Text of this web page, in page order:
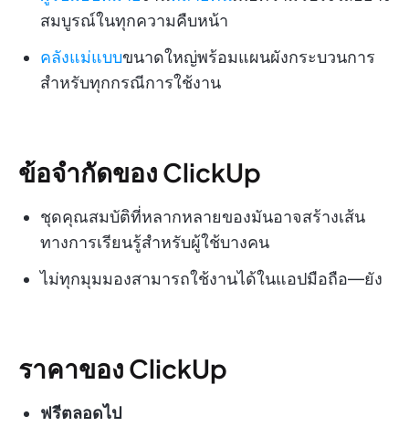
สมบูรณ์ในทุกความคืบหน้า
คลังแม่แบบขนาดใหญ่พร้อมแผนผังกระบวนการ
สำหรับทุกกรณีการใช้งาน
ข้อจำกัดของ ClickUp
ชุดคุณสมบัติที่หลากหลายของมันอาจสร้างเส้น
ทางการเรียนรู้สำหรับผู้ใช้บางคน
ไม่ทุกมุมมองสามารถใช้งานได้ในแอปมือถือ—ยัง
ราคาของ ClickUp
ฟรีตลอดไป